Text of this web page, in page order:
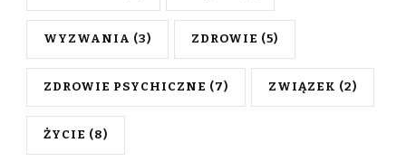
WYZWANIA (3) ZDROWIE (5)
ZDROWIE PSYCHICZNE (7) ZWIĄZEK (2)
ŻYCIE (8)